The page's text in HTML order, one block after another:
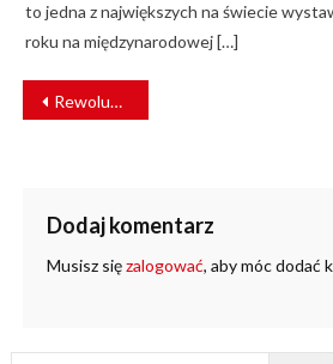
to jedna z największych na świecie
roku na międzynarodowej […]
NAWIGACJA
WPISU
Rewolucja na mazowieckich torach. Wchodzi w życie korekta rozkładu jazdy
Dodaj komentarz
Musisz sięzalogować, aby móc dodać